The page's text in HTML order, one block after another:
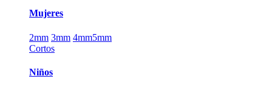
Mujeres
2mm 3mm 4mm5mm
Cortos
Niños